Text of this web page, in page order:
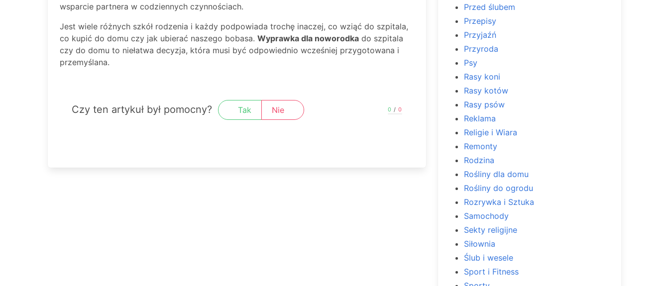
wsparcie partnera w codziennych czynnościach.
Jest wiele różnych szkół rodzenia i każdy podpowiada trochę inaczej, co wziąć do szpitala,
co kupić do domu czy jak ubierać naszego bobasa. Wyprawka dla noworodka do szpitala
czy do domu to niełatwa decyzja, która musi być odpowiednio wcześniej przygotowana i
przemyślana.
Czy ten artykuł był pomocny? Tak Nie 0 / 0
Przed ślubem
Przepisy
Przyjaźń
Przyroda
Psy
Rasy koni
Rasy kotów
Rasy psów
Reklama
Religie i Wiara
Remonty
Rodzina
Rośliny dla domu
Rośliny do ogrodu
Rozrywka i Sztuka
Samochody
Sekty religijne
Siłownia
Ślub i wesele
Sport i Fitness